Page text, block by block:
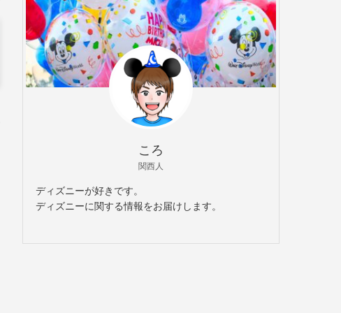
ころ
関西人
ディズニーが好きです。
ディズニーに関する情報をお届けします。